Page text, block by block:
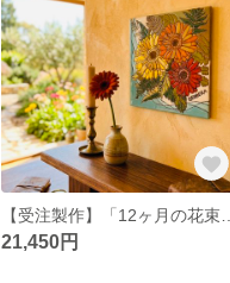
【受注製作】「12ヶ月の花束」10月の花ガーベラ＊送料無料
21,450円